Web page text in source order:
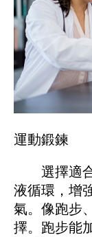
運動鍛鍊
選擇適合
液循環，增
氣。像跑步
擇。跑步能